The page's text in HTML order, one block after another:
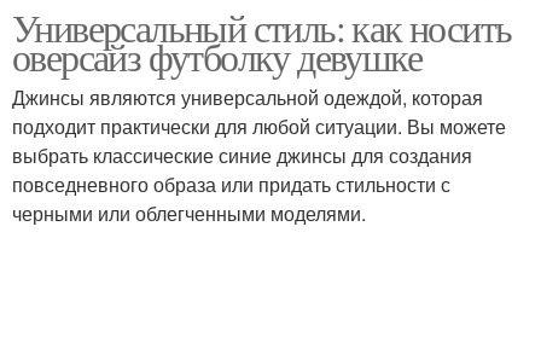
Футболка с обувью Гранж с футболкой
Флюиды с футболкой Футболка с юбкой
Универсальный стиль: как носить
оверсайз футболку девушке
Джинсы являются универсальной одеждой, которая
подходит практически для любой ситуации. Вы можете
выбрать классические синие джинсы для создания
повседневного образа или придать стильности с
черными или облегченными моделями.